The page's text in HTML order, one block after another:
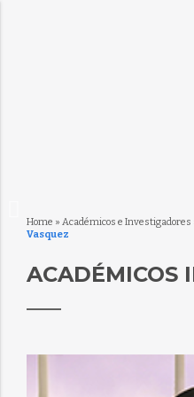
Home » Académicos e Investigadores
Vasquez
ACADÉMICOS